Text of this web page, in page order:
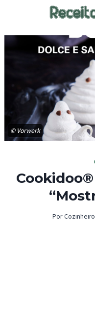
© Vorwerk
Por Cozinheiro